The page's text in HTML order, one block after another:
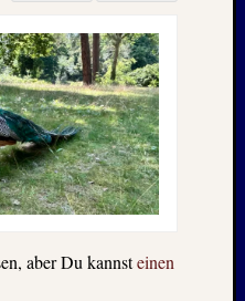
aber Du kannsteinen